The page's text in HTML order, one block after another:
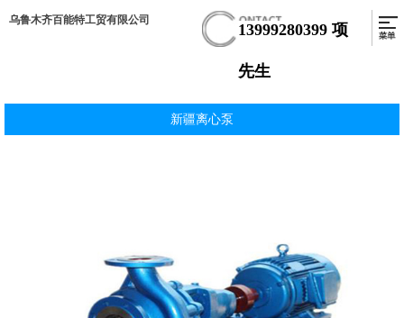
乌鲁木齐百能特工贸有限公司
13999280399 项
先生
新疆离心泵